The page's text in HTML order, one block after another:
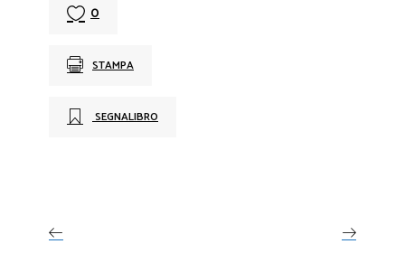
0
STAMPA
SEGNALIBRO